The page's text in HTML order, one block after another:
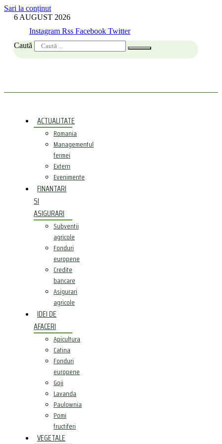
Sari la conținut
6 AUGUST 2026
Instagram Rss Facebook Twitter
Caută
ACTUALITATE
Romania
Managementul
fermei
Extern
Evenimente
FINANTARI
SI
ASIGURARI
Subventii
agricole
Fonduri
europene
Credite
bancare
Asigurari
agricole
IDEI DE
AFACERI
Apicultura
Catina
Fonduri
europene
Goji
Lavanda
Paulownia
Pomi
fructiferi
VEGETALE